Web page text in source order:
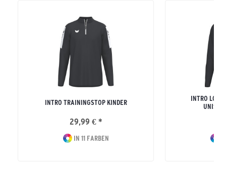
INTRO TRAININGSTOP KINDER
29,99 € *
IN 11 FARBEN
INTRO
UNISEX